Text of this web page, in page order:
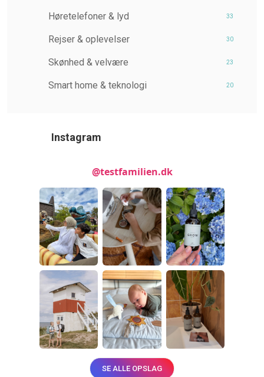
Høretelefoner & lyd 33
Rejser & oplevelser 30
Skønhed & velvære 23
Smart home & teknologi 20
Instagram
@testfamilien.dk
SE ALLE OPSLAG